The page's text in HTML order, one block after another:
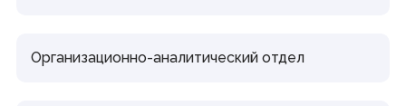
Организационно-аналитический отдел